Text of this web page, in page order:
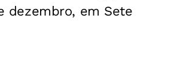
dezembro, em Sete